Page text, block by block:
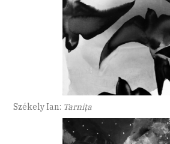
Székely Ian: Tarniţa